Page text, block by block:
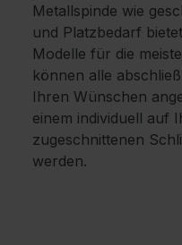
Metallspinde wie
und Platzbedarf
Modelle für die
können alle
Ihren Wünschen
einem individuell auf
zugeschnittenen
werden.